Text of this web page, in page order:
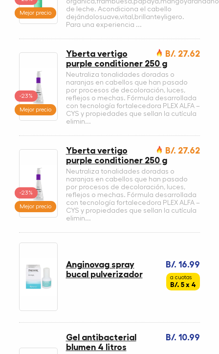
Mejor precio
de leche. Acondiciona el cabello
dejándolosuave,vital,brillanteyligero.
Para una experiencia ...
-23%
Mejor precio
B/. 27.62
Yberta vertigo
purple conditioner 250 g
Neutraliza tonalidades doradas o
naranjas en cabellos que han pasado
por procesos de decoloración, luces,
reflejos o mechas. Fórmula desarrollada
con tecnología fortalecedora PLEX ALFA –
CYS y propiedades que sellan la cutícula
elimin...
-23%
Mejor precio
B/. 27.62
Yberta vertigo
purple conditioner 250 g
Neutraliza tonalidades doradas o
naranjas en cabellos que han pasado
por procesos de decoloración, luces,
reflejos o mechas. Fórmula desarrollada
con tecnología fortalecedora PLEX ALFA –
CYS y propiedades que sellan la cutícula
elimin...
B/. 16.99
a cuotas
B/. 5 x 4
Anginovag spray
bucal pulverizador
B/. 10.99
Gel antibacterial
blumen 4 litros